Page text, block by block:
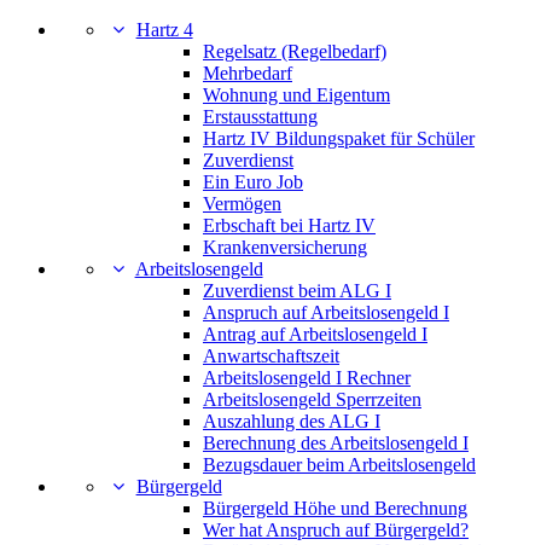
Hartz 4
Regelsatz (Regelbedarf)
Mehrbedarf
Wohnung und Eigentum
Erstausstattung
Hartz IV Bildungspaket für Schüler
Zuverdienst
Ein Euro Job
Vermögen
Erbschaft bei Hartz IV
Krankenversicherung
Arbeitslosengeld
Zuverdienst beim ALG I
Anspruch auf Arbeitslosengeld I
Antrag auf Arbeitslosengeld I
Anwartschaftszeit
Arbeitslosengeld I Rechner
Arbeitslosengeld Sperrzeiten
Auszahlung des ALG I
Berechnung des Arbeitslosengeld I
Bezugsdauer beim Arbeitslosengeld
Bürgergeld
Bürgergeld Höhe und Berechnung
Wer hat Anspruch auf Bürgergeld?